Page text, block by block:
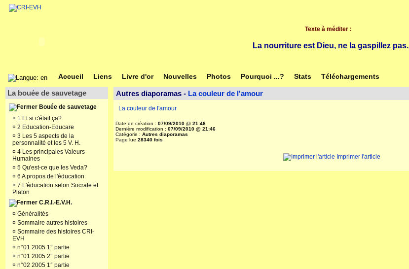
Texte à méditer :
La nourriture est Dieu, ne la gaspillez pas.
Accueil Liens Livre d'or Nouvelles Photos Pourquoi ...? Stats Téléchargements
La bouée de sauvetage
Bouée de sauvetage
¤ 1 Et si c'était ça?
¤ 2 Education-Educare
¤ 3 Les 5 aspects de la
personnalité et les 5 V. H.
¤ 4 Les principales Valeurs
Humaines
¤ 5 Qu'est-ce que les Veda?
¤ 6 A propos de l'éducation
¤ 7 L'éducation selon Socrate et
Platon
C.R.I.-E.V.H.
¤ Généralités
¤ Sommaire autres histoires
¤ Sommaire des histoires CRI-
EVH
¤ n°01 2005 1° partie
¤ n°01 2005 2° partie
¤ n°02 2005 1° partie
Autres diaporamas - La couleur de l'amour
La couleur de l'amour
Date de création : 07/09/2010 @ 21:46
Dernière modification : 07/09/2010 @ 21:46
Catégorie : Autres diaporamas
Page lue 28340 fois
Imprimer l'article